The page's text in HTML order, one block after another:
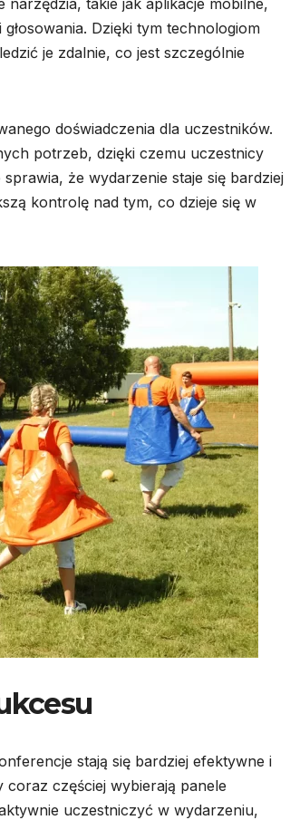
Dzięki tym technologiom
je zdalnie, co jest szczególnie
doświadczenia dla uczestników.
potrzeb, dzięki czemu uczestnicy
że wydarzenie staje się bardziej
kontrolę nad tym, co dzieje się w
stają się bardziej efektywne i
coraz częściej wybierają panele
uczestniczyć w wydarzeniu,